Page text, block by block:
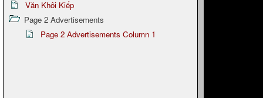
Văn Khôi Kiếp
Page 2 Advertisements
Page 2 Advertisements Column 1